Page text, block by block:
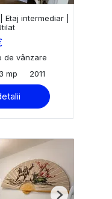
intermediar |
de vânzare
mp 2011